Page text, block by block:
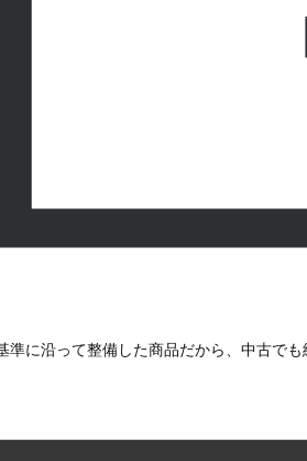
準に沿って整備した商品だから、中古で